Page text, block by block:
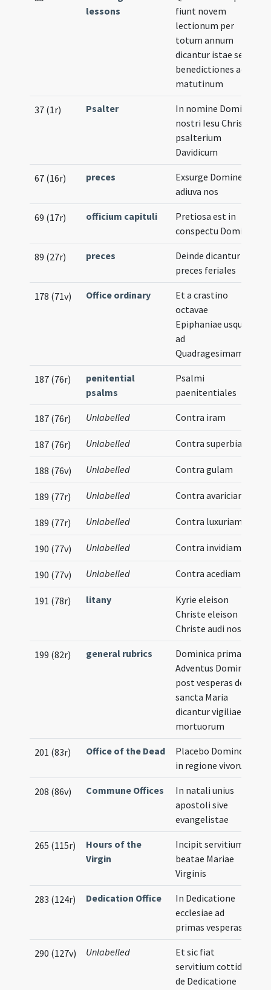
lessons
fiunt novem
lectionum per
totum annum
dicantur istae sex
benedictiones ad
matutinum
37 (1r) Psalter
In nomine Domini
nostri Iesu Christi
psalterium
Davidicum
67 (16r) preces
Exsurge Domine
adiuva nos
69 (17r) officium capituli
Pretiosa est in
conspectu Domini
89 (27r) preces
Deinde dicantur
preces feriales
178 (71v) Office ordinary
Et a crastino
octavae
Epiphaniae usque
ad
Quadragesimam
187 (76r)
penitential
psalms
Psalmi
paenitentiales
187 (76r) Unlabelled Contra iram
187 (76r) Unlabelled Contra superbiam
188 (76v) Unlabelled Contra gulam
189 (77r) Unlabelled Contra avariciam
189 (77r) Unlabelled Contra luxuriam
190 (77v) Unlabelled Contra invidiam
190 (77v) Unlabelled Contra acediam
191 (78r) litany
Kyrie eleison
Christe eleison
Christe audi nos
199 (82r) general rubrics
Dominica prima
Adventus Domini
post vesperas de
sancta Maria
dicantur vigiliae
mortuorum
201 (83r) Office of the Dead
Placebo Domino
in regione vivorum
208 (86v) Commune Offices
In natali unius
apostoli sive
evangelistae
265 (115r)
Hours of the
Virgin
Incipit servitium
beatae Mariae
Virginis
283 (124r) Dedication Office
In Dedicatione
ecclesiae ad
primas vesperas
290 (127v) Unlabelled
Et sic fiat
servitium cottidie
de Dedicatione